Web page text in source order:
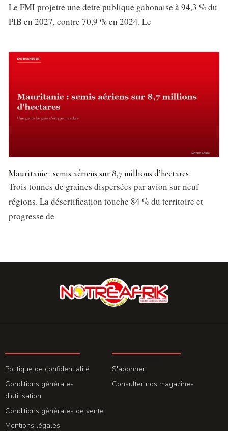
Le FMI projette une dette publique gabonaise à 94,3 % du
PIB en 2027, contre 70,9 % en 2024. Le
Mauritanie : semis aériens sur 8,7 millions d’hectares
Trois tonnes de graines dispersées par avion sur neuf
régions. La désertification touche 84 % du territoire et
progresse de
Politique de confidentialité
Conditions générales
d'utilisation
Conditions générales de vente
Mentions légales
S'abonner
Consulter nos magazines